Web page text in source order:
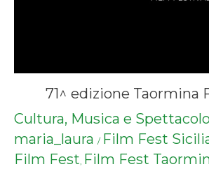
71^ edizione Taormina
Cultura, Musica e Spettacolo
maria_laura / Film Fest
Film Fest, Film Fest